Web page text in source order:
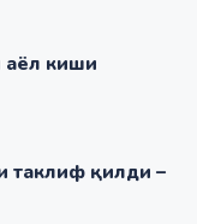
аёл киши
таклиф қилди –